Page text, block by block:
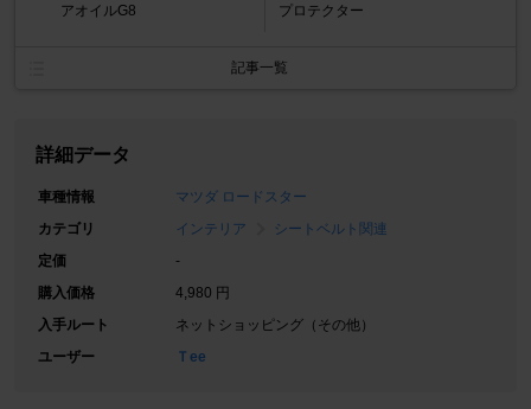
アオイルG8
プロテクター
記事一覧
詳細データ
車種情報
マツダ ロードスター
カテゴリ
インテリア
シートベルト関連
定価
-
購入価格
4,980 円
入手ルート
ネットショッピング（その他）
ユーザー
Ｔee